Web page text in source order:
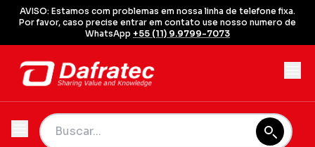
AVISO: Estamos com problemas em nossa linha de telefone fixa.
Por favor, caso precise entrar em contato use nosso numero de
WhatsApp +55 (11) 9.9799-7073